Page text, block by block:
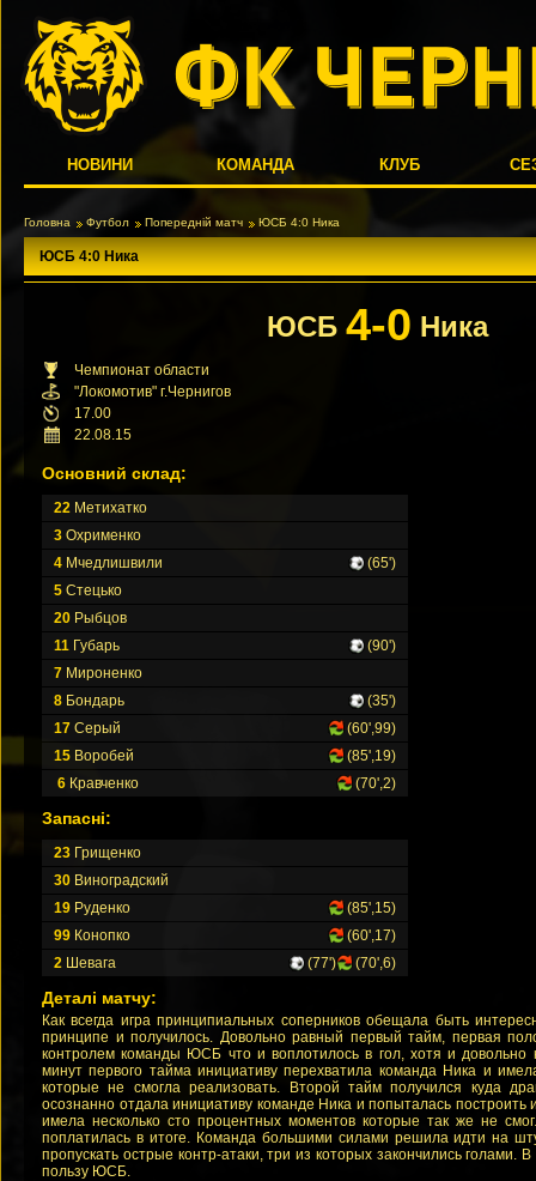
НОВИНИ КОМАНДА КЛУБ
Головна Футбол Попередній матч ЮСБ 4:0 Ника
ЮСБ 4:0 Ника
ЮСБ4-0 Ника
Чемпионат области
"Локомотив" г.Чернигов
17.00
22.08.15
Основний склад:
22 Метихатко
3 Охрименко
4 Мчедлишвили
(65')
5 Стецько
20 Рыбцов
11 Губарь
(90')
7 Мироненко
8 Бондарь
(35')
17 Серый
(60',99)
15 Воробей
(85',19)
6 Кравченко (70',2)
Запасні:
23 Грищенко
30 Виноградский
19 Руденко
(85',15)
99 Конопко
(60',17)
2 Шевага (70',6)
(77')
Деталі матчу:
Как всегда игра принципиальных соперников обещала быть
принципе и получилось. Довольно равный первый тайм, первая
контролем команды ЮСБ что и воплотилось в гол, хотя и довольно
минут первого тайма инициативу перехватила команда Ника и
которые не смогла реализовать. Второй тайм получился куда
осознанно отдала инициативу команде Ника и попыталась построить
имела несколько сто процентных моментов которые так же не
поплатилась в итоге. Команда большими силами решила идти на
пропускать острые контр-атаки, три из которых закончились голами.
пользу ЮСБ.